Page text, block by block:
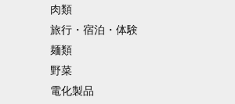
肉類
旅行・宿泊・体験
麺類
野菜
電化製品